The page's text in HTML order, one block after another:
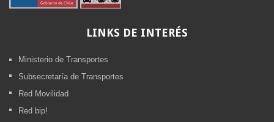
LINKS DE INTERÉS
Ministerio de Transportes
Subsecretaría de Transportes
Red Movilidad
Red bip!